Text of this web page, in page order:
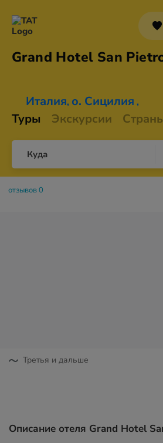
Grand Hotel San
Италия, о. Сицилия ,
Туры Экскурсии
Куда
отзывов 0
Третья и дальше
Описание отеля Grand Hotel